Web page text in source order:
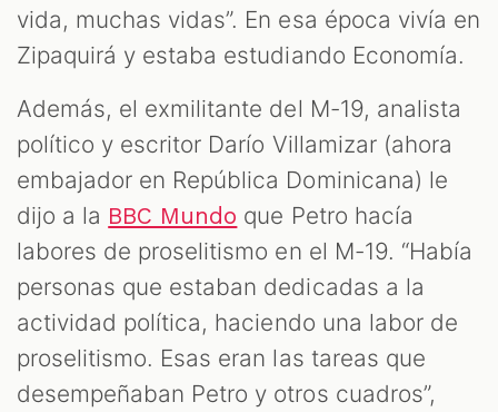
vida, muchas vidas”. En esa época vivía en
Zipaquirá y estaba estudiando Economía.
Además, el exmilitante del M-19, analista
político y escritor Darío Villamizar (ahora
embajador en República Dominicana) le
dijo a la BBC Mundo que Petro hacía
labores de proselitismo en el M-19. “Había
personas que estaban dedicadas a la
actividad política, haciendo una labor de
proselitismo. Esas eran las tareas que
desempeñaban Petro y otros cuadros”,